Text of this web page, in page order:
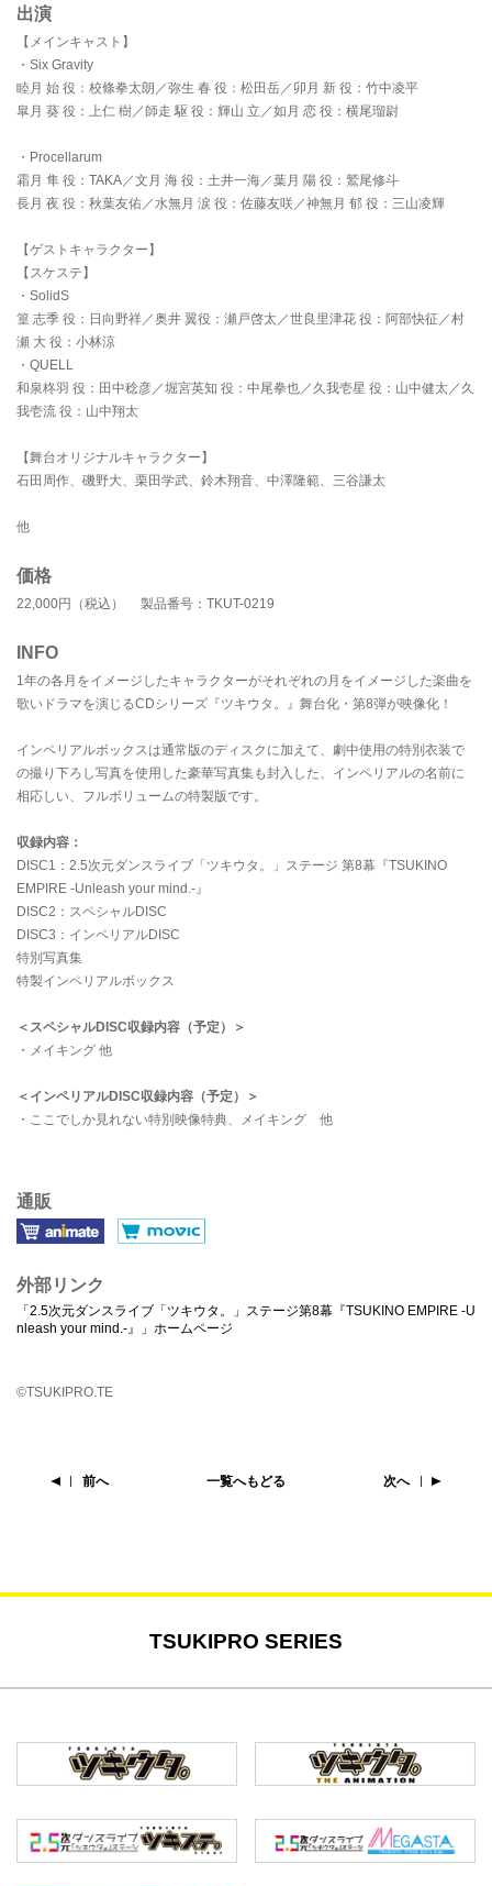
出演
【メインキャスト】
・Six Gravity
睦月 始 役：校條拳太朗／弥生 春 役：松田岳／卯月 新 役：竹中凌平
皐月 葵 役：上仁 樹／師走 駆 役：輝山 立／如月 恋 役：横尾瑠尉
・Procellarum
霜月 隼 役：TAKA／文月 海 役：土井一海／葉月 陽 役：鷲尾修斗
長月 夜 役：秋葉友佑／水無月 涙 役：佐藤友咲／神無月 郁 役：三山凌輝
【ゲストキャラクター】
【スケステ】
・SolidS
篁 志季 役：日向野祥／奥井 翼役：瀬戸啓太／世良里津花 役：阿部快征／村
瀬 大 役：小林涼
・QUELL
和泉柊羽 役：田中稔彦／堀宮英知 役：中尾拳也／久我壱星 役：山中健太／久
我壱流 役：山中翔太
【舞台オリジナルキャラクター】
石田周作、磯野大、栗田学武、鈴木翔音、中澤隆範、三谷謙太
他
価格
22,000円（税込） 製品番号：TKUT-0219
INFO
1年の各月をイメージしたキャラクターがそれぞれの月をイメージした楽曲を
歌いドラマを演じるCDシリーズ『ツキウタ。』舞台化・第8弾が映像化！
インペリアルボックスは通常版のディスクに加えて、劇中使用の特別衣装で
の撮り下ろし写真を使用した豪華写真集も封入した、インペリアルの名前に
相応しい、フルボリュームの特製版です。
収録内容：
DISC1：2.5次元ダンスライブ「ツキウタ。」ステージ 第8幕『TSUKINO
EMPIRE -Unleash your mind.-』
DISC2：スペシャルDISC
DISC3：インペリアルDISC
特別写真集
特製インペリアルボックス
＜スペシャルDISC収録内容（予定）＞
・メイキング 他
＜インペリアルDISC収録内容（予定）＞
・ここでしか見れない特別映像特典、メイキング 他
通販
外部リンク
「2.5次元ダンスライブ「ツキウタ。」ステージ第8幕『TSUKINO EMPIRE -U
nleash your mind.-』」ホームページ
©TSUKIPRO.TE
前へ 一覧へもどる 次へ
TSUKIPRO SERIES